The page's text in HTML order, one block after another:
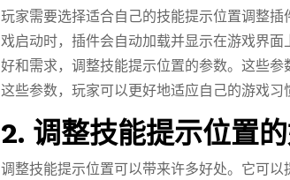
玩家需要选择适合自己的技能提示位置调整
戏启动时，插件会自动加载并显示在游戏界
好和需求，调整技能提示位置的参数。这些
这些参数，玩家可以更好地适应自己的游戏习
2. 调整技能提示位置
调整技能提示位置可以带来许多好处。它可